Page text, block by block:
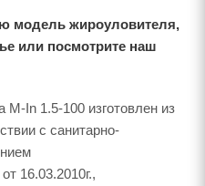
модель жироуловителя,
или посмотрите наш
In 1.5-100 изготовлен из
с санитарно-
16.03.2010г.,